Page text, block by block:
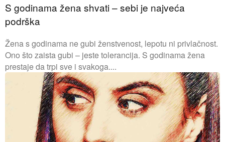
S godinama žena shvati – sebi je najveća
podrška
Žena s godinama ne gubi ženstvenost, lepotu ni privlačnost.
Ono što zaista gubi – jeste tolerancija. S godinama žena
prestaje da trpi sve i svakoga....